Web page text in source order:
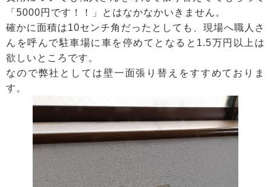
「5000円です！！」とはなかなかいきません。
確かに面積は10センチ角だったとしても、現場へ職人さ
んを呼んで駐車場に車を停めてとなると1.5万円以上は
欲しいところです。
なので弊社としては壁一面張り替えをすすめておりま
す。